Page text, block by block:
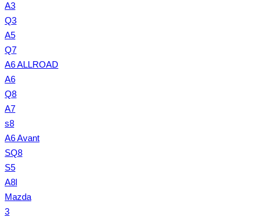
A3
Q3
A5
Q7
A6 ALLROAD
A6
Q8
A7
s8
A6 Avant
SQ8
S5
A8l
Mazda
3